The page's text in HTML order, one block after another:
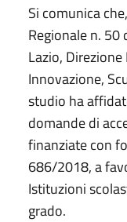
Si comunica
Regionale n. 50
Lazio,
Innovazione,
studio ha
domande di
finanziate con
686/2018, a
Istituzioni
grado.